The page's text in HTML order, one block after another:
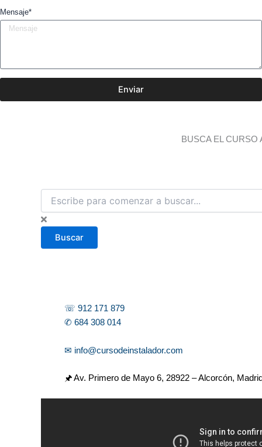
Mensaje*
Enviar
BUSCA EL CURSO
B
s
c
Buscar
☏ 912 171 879
✆ 684 308 014
✉ info@cursodeinstalador.com
🖈 Av. Primero de Mayo 6, 28922 – Alcorcón,